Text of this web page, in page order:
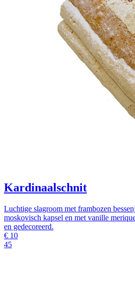
Kardinaalschnit
Luchtige slagroom met frambozen
moskovisch kapsel en met vanille
en gedecoreerd.
€ 10
45